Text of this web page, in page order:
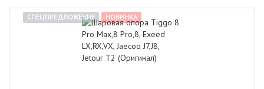
СПЕЦПРЕДЛОЖЕНИЕ НОВИНКА